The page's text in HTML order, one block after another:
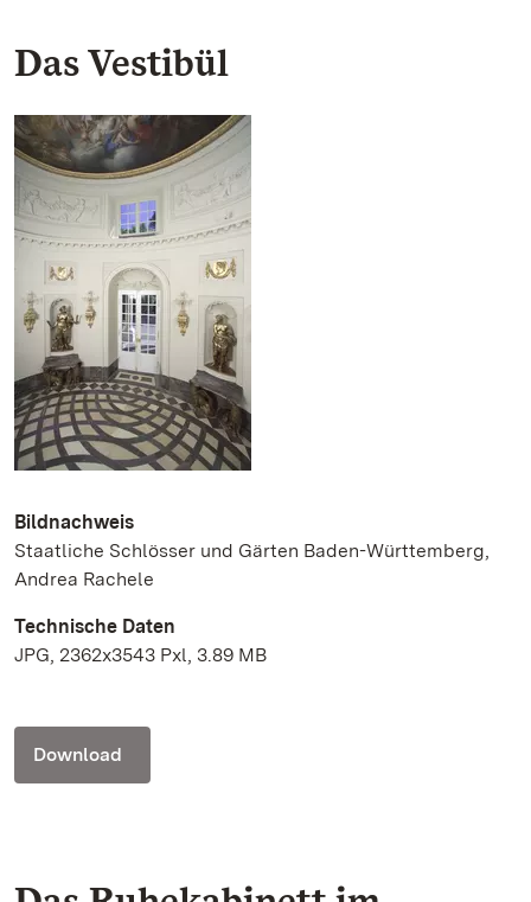
Das Vestibül
Bildnachweis
Staatliche Schlösser und Gärten Baden-Württemberg,
Andrea Rachele
Technische Daten
JPG, 2362x3543 Pxl, 3.89 MB
Download